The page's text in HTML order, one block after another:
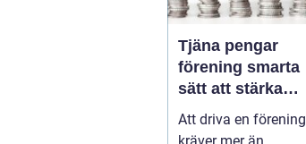
Tjäna pengar
förening smarta
sätt att stärka
kassan utan
krångel
Att driva en förening
kräver mer än